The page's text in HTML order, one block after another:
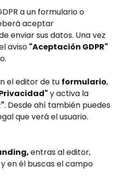
a un formulario o
aceptar
enviar sus datos. Una vez
aviso "Aceptación GDPR"
el editor de tu formulario,
y activa la
. Desde ahí también puedes
que verá el usuario.
entras al editor,
en él buscas el campo